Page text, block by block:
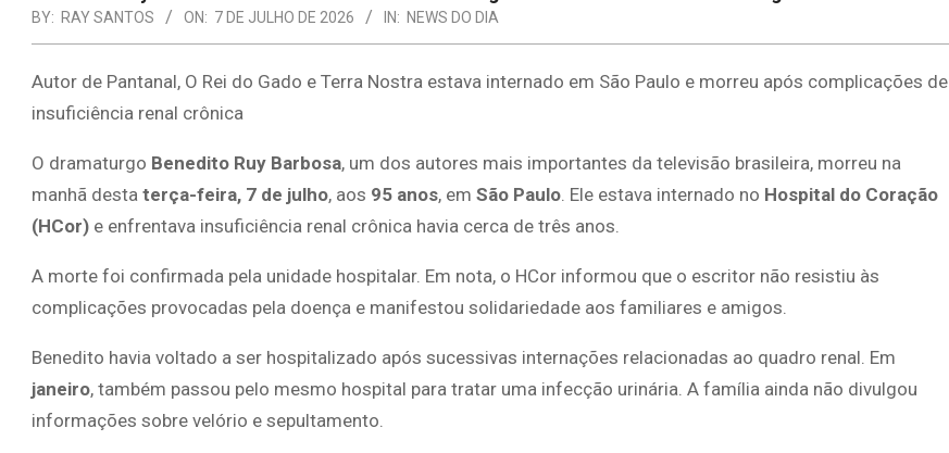
BY: RAY SANTOS ON: 7 DE JULHO DE 2026 IN: NEWS DO DIA
Autor de Pantanal, O Rei do Gado e Terra Nostra estava internado em São Paulo e morreu após complicações de
insuficiência renal crônica
O dramaturgo Benedito Ruy Barbosa, um dos autores mais importantes da televisão brasileira, morreu na
manhã desta terça-feira, 7 de julho, aos 95 anos, em São Paulo. Ele estava internado no Hospital do Coração
(HCor) e enfrentava insuficiência renal crônica havia cerca de três anos.
A morte foi confirmada pela unidade hospitalar. Em nota, o HCor informou que o escritor não resistiu às
complicações provocadas pela doença e manifestou solidariedade aos familiares e amigos.
Benedito havia voltado a ser hospitalizado após sucessivas internações relacionadas ao quadro renal. Em
janeiro, também passou pelo mesmo hospital para tratar uma infecção urinária. A família ainda não divulgou
informações sobre velório e sepultamento.